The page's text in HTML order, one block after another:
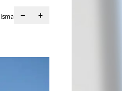
− +